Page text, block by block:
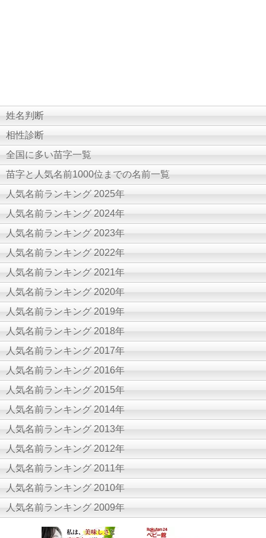
姓名判断
相性診断
全国に多い苗字一覧
苗字と人気名前1000位までの名前一覧
人気名前ランキング 2025年
人気名前ランキング 2024年
人気名前ランキング 2023年
人気名前ランキング 2022年
人気名前ランキング 2021年
人気名前ランキング 2020年
人気名前ランキング 2019年
人気名前ランキング 2018年
人気名前ランキング 2017年
人気名前ランキング 2016年
人気名前ランキング 2015年
人気名前ランキング 2014年
人気名前ランキング 2013年
人気名前ランキング 2012年
人気名前ランキング 2011年
人気名前ランキング 2010年
人気名前ランキング 2009年